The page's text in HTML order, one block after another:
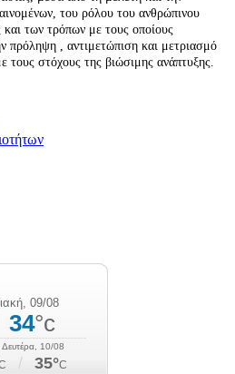
του ρόλου του ανθρώπινου
των τρόπων με τους οποίους
πρόληψη , αντιμετώπιση και μετριασμό
στόχους της βιώσιμης ανάπτυξης.